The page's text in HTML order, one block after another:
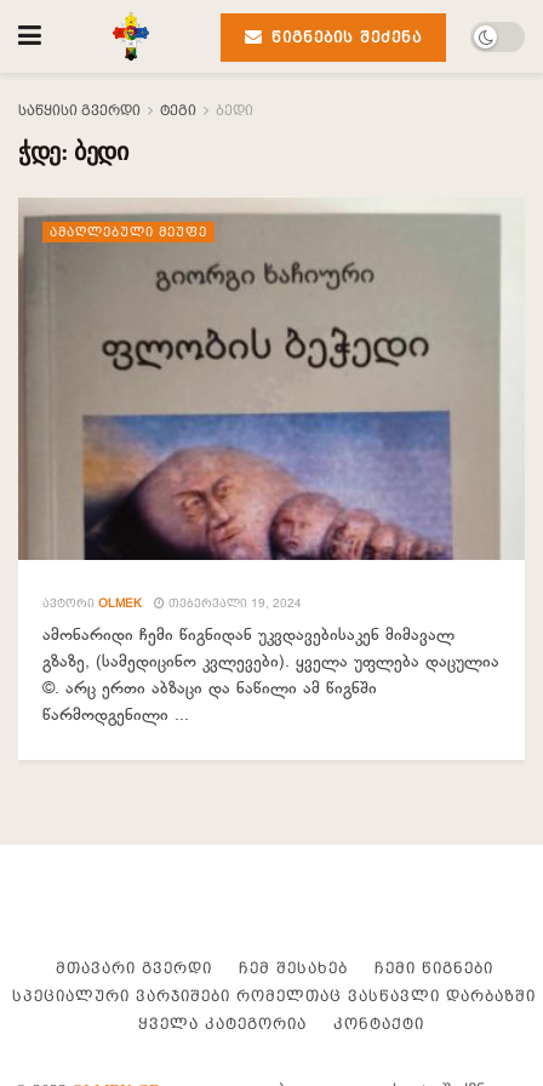
ᲬᲘᲒᲜᲔᲑᲘᲡ ᲨᲔᲫᲔᲜᲐ
საწყისი გვერდი ტეგი ბედი
ჭდე: ბედი
ᲐᲛᲐᲦᲚᲔᲑᲣᲚᲘ ᲛᲔᲣᲤᲔ
ᲐᲕᲢᲝᲠᲘ OLMEK ᲗᲔᲑᲔᲠᲕᲐᲚᲘ 19, 2024
ამონარიდი ჩემი წიგნიდან უკვდავებისაკენ მიმავალ
გზაზე, (სამედიცინო კვლევები). ყველა უფლება დაცულია
©. არც ერთი აბზაცი და ნაწილი ამ წიგნში
წარმოდგენილი ...
ᲛᲗᲐᲕᲐᲠᲘ ᲒᲕᲔᲠᲓᲘ ᲩᲔᲛ ᲨᲔᲡᲐᲮᲔᲑ
ᲩᲔᲛᲘ ᲬᲘᲒᲜᲔᲑᲘ
ᲡᲞᲔᲪᲘᲐᲚᲣᲠᲘ ᲕᲐᲠᲯᲘᲨᲔᲑᲘ ᲠᲝᲛᲔᲚᲗᲐᲪ ᲕᲐᲡᲬᲐᲕᲚᲘ ᲓᲐᲠᲑᲐᲖᲨᲘ
ᲧᲕᲔᲚᲐ ᲙᲐᲢᲔᲒᲝᲠᲘᲐ
ᲙᲝᲜᲢᲐᲥᲢᲘ